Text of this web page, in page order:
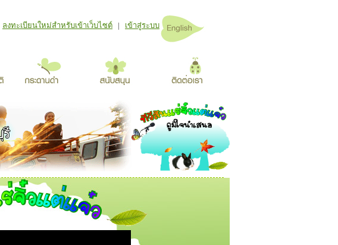
ลงทะเบียนใหม่สำหรับเข้าเว็บไซต์ | เข้าสู่ระบบ